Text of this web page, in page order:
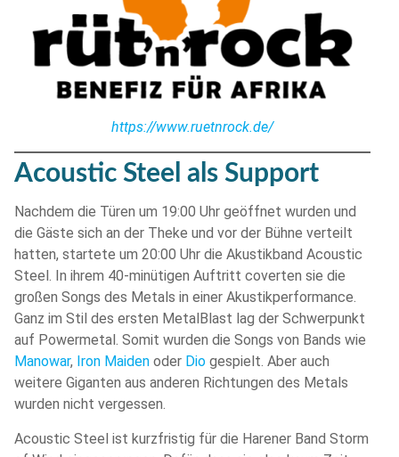
https://www.ruetnrock.de/
Acoustic Steel als Support
Nachdem die Türen um 19:00 Uhr geöffnet wurden und
die Gäste sich an der Theke und vor der Bühne verteilt
hatten, startete um 20:00 Uhr die Akustikband Acoustic
Steel. In ihrem 40-minütigen Auftritt coverten sie die
großen Songs des Metals in einer Akustikperformance.
Ganz im Stil des ersten MetalBlast lag der Schwerpunkt
auf Powermetal. Somit wurden die Songs von Bands wie
Manowar, Iron Maiden oder Dio gespielt. Aber auch
weitere Giganten aus anderen Richtungen des Metals
wurden nicht vergessen.
Acoustic Steel ist kurzfristig für die Harener Band Storm